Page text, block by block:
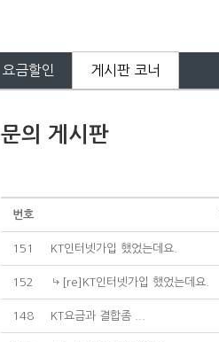
요금할인 게시판 코너
문의 게시판
번호
151 KT인터넷가입 했었는데요.
152 [re]KT인터넷가입 했었는데요.
148 KT요금과 결합좀 ...